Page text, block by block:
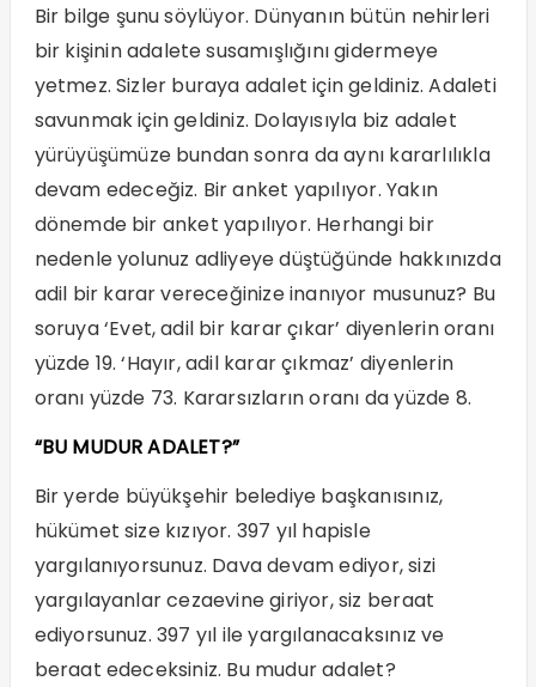
Bir bilge şunu söylüyor. Dünyanın bütün nehirleri
bir kişinin adalete susamışlığını gidermeye
yetmez. Sizler buraya adalet için geldiniz. Adaleti
savunmak için geldiniz. Dolayısıyla biz adalet
yürüyüşümüze bundan sonra da aynı kararlılıkla
devam edeceğiz. Bir anket yapılıyor. Yakın
dönemde bir anket yapılıyor. Herhangi bir
nedenle yolunuz adliyeye düştüğünde hakkınızda
adil bir karar vereceğinize inanıyor musunuz? Bu
soruya ‘Evet, adil bir karar çıkar’ diyenlerin oranı
yüzde 19. ‘Hayır, adil karar çıkmaz’ diyenlerin
oranı yüzde 73. Kararsızların oranı da yüzde 8.
“BU MUDUR ADALET?”
Bir yerde büyükşehir belediye başkanısınız,
hükümet size kızıyor. 397 yıl hapisle
yargılanıyorsunuz. Dava devam ediyor, sizi
yargılayanlar cezaevine giriyor, siz beraat
ediyorsunuz. 397 yıl ile yargılanacaksınız ve
beraat edeceksiniz. Bu mudur adalet?